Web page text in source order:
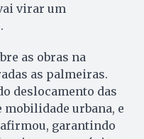
virar um
as obras na
as palmeiras.
deslocamento das
mobilidade urbana, e
garantindo